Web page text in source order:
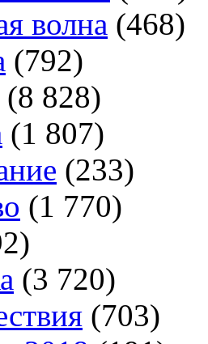
волна (468)
(792)
(8 828)
(1 807)
(233)
(1 770)
(3 720)
(703)